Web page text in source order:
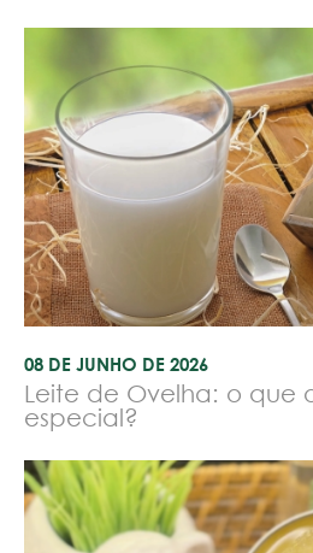
08 DE JUNHO DE 2026
Leite de Ovelha: o que
especial?